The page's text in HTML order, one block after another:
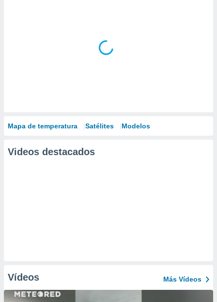
Mapa de temperatura Satélites Modelos
Videos destacados
Vídeos Más Vídeos